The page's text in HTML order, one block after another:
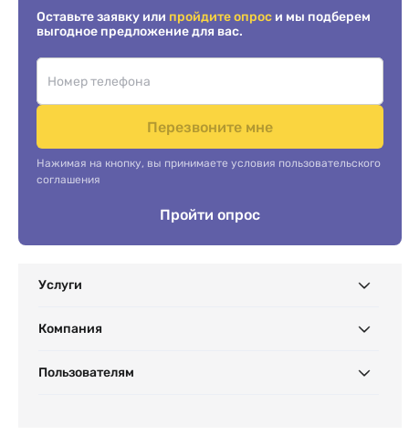
Оставьте заявку или пройдите опрос и мы подберем
выгодное предложение для вас.
Перезвоните мне
Нажимая на кнопку, вы принимаете условия пользовательского
соглашения
Пройти опрос
Услуги
Компания
Пользователям